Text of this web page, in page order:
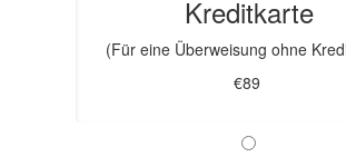
Kreditkarte
(Für eine Überweisung ohne
€89